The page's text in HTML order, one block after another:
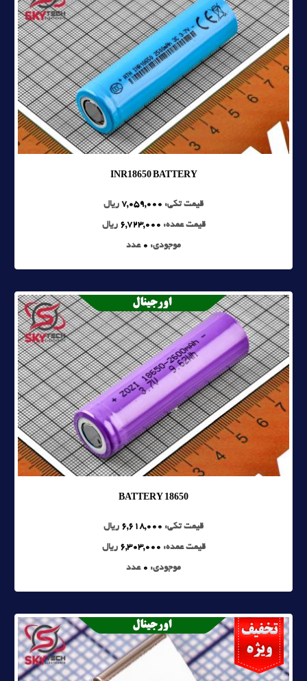
INR18650 BATTERY
قیمت تکی: 7,059,000 ریال
قیمت عمده: 6,723,000 ریال
موجودی: 0 عدد
18650 BATTERY
قیمت تکی: 6,618,000 ریال
قیمت عمده: 6,303,000 ریال
موجودی: 0 عدد